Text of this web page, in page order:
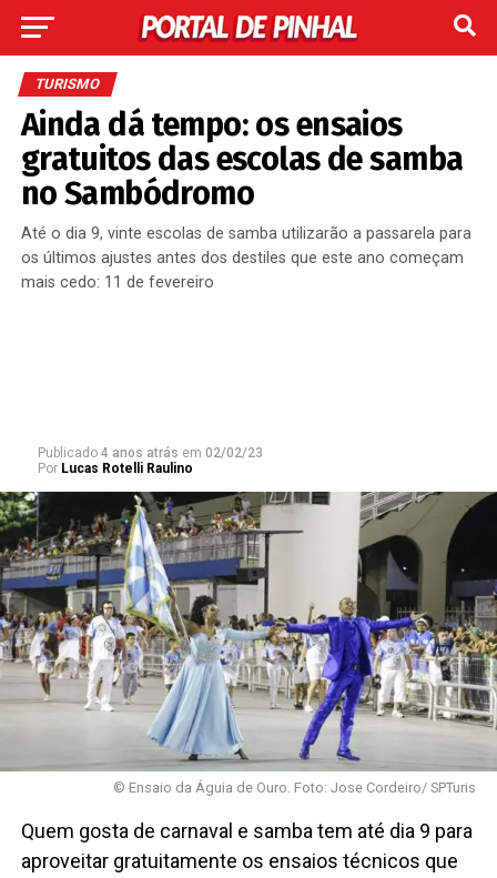
TURISMO
Ainda dá tempo: os ensaios
gratuitos das escolas de samba
no Sambódromo
Até o dia 9, vinte escolas de samba utilizarão a passarela para
os últimos ajustes antes dos destiles que este ano começam
mais cedo: 11 de fevereiro
Publicado 4 anos atrás em 02/02/23
Por Lucas Rotelli Raulino
© Ensaio da Águia de Ouro. Foto: Jose Cordeiro/ SPTuris
Quem gosta de carnaval e samba tem até dia 9 para
aproveitar gratuitamente os ensaios técnicos que